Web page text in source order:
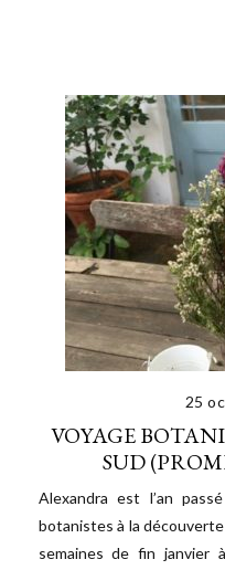
25
VOYAGE
SUD
Alexandra est l’an
botanistes à la
semaines de fin janvier